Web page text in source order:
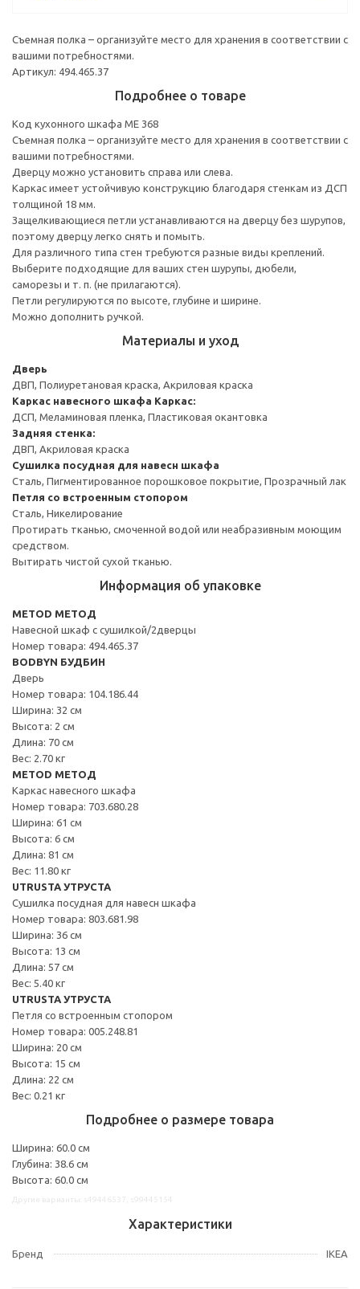
Съемная полка – организуйте место для хранения в соответствии с
вашими потребностями.
Артикул: 494.465.37
Подробнее о товаре
Код кухонного шкафа ME 368
Съемная полка – организуйте место для хранения в соответствии с
вашими потребностями.
Дверцу можно установить справа или слева.
Каркас имеет устойчивую конструкцию благодаря стенкам из ДСП
толщиной 18 мм.
Защелкивающиеся петли устанавливаются на дверцу без шурупов,
поэтому дверцу легко снять и помыть.
Для различного типа стен требуются разные виды креплений.
Выберите подходящие для ваших стен шурупы, дюбели,
саморезы и т. п. (не прилагаются).
Петли регулируются по высоте, глубине и ширине.
Можно дополнить ручкой.
Материалы и уход
Дверь
ДВП, Полиуретановая краска, Акриловая краска
Каркас навесного шкафа Каркас:
ДСП, Меламиновая пленка, Пластиковая окантовка
Задняя стенка:
ДВП, Акриловая краска
Сушилка посудная для навесн шкафа
Сталь, Пигментированное порошковое покрытие, Прозрачный лак
Петля со встроенным стопором
Сталь, Никелирование
Протирать тканью, смоченной водой или неабразивным моющим
средством.
Вытирать чистой сухой тканью.
Информация об упаковке
METOD МЕТОД
Навесной шкаф с сушилкой/2дверцы
Номер товара: 494.465.37
BODBYN БУДБИН
Дверь
Номер товара: 104.186.44
Ширина: 32 см
Высота: 2 см
Длина: 70 см
Вес: 2.70 кг
METOD МЕТОД
Каркас навесного шкафа
Номер товара: 703.680.28
Ширина: 61 см
Высота: 6 см
Длина: 81 см
Вес: 11.80 кг
UTRUSTA УТРУСТА
Сушилка посудная для навесн шкафа
Номер товара: 803.681.98
Ширина: 36 см
Высота: 13 см
Длина: 57 см
Вес: 5.40 кг
UTRUSTA УТРУСТА
Петля со встроенным стопором
Номер товара: 005.248.81
Ширина: 20 см
Высота: 15 см
Длина: 22 см
Вес: 0.21 кг
Подробнее о размере товара
Ширина: 60.0 см
Глубина: 38.6 см
Высота: 60.0 см
Характеристики
Бренд IKEA